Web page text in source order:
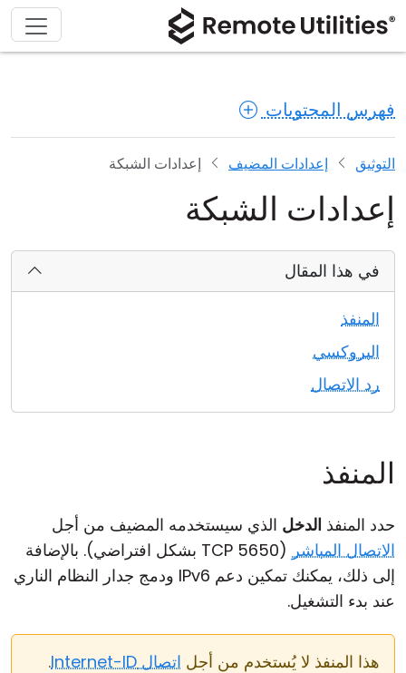
فهرس المحتويات
التوثيق إعدادات المضيف إعدادات الشبكة
إعدادات الشبكة
في هذا المقال
المنفذ
البروكسي
رد الاتصال
المنفذ
حدد المنفذ الدخل الذي سيستخدمه المضيف من أجل
الاتصال المباشر
(TCP 5650 بشكل افتراضي). بالإضافة
إلى ذلك، يمكنك تمكين دعم IPv6 ودمج جدار النظام الناري
عند بدء التشغيل.
هذا المنفذ لا يُستخدم من أجل اتصال Internet-ID
.